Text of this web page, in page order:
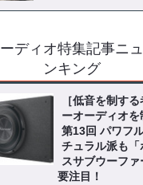
ディオ特集記事ニ
ンキング
［低音を制す
ーオーディオを
第13回 パワフ
チュラル派も「
スサブウーファ
要注目！